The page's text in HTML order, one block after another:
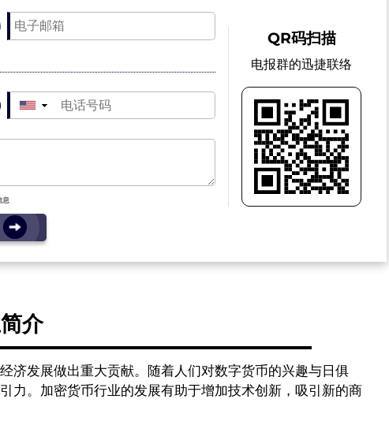
▼
息
QR码扫描
电报群的迅捷联络
介
济发展做出重大贡献。随着人们对数字货币的兴趣与日俱
力。加密货币行业的发展有助于增加技术创新，吸引新的商